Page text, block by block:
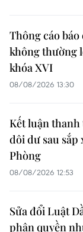
Thông cáo
không thường
khóa XVI
08/08/2026 13:30
Kết luận thanh
dôi dư sau sắp
Phòng
08/08/2026 12:53
Sửa đổi Luật
phân quyền